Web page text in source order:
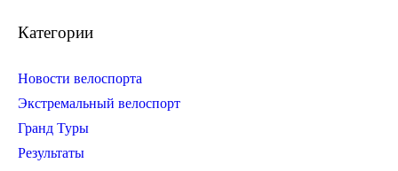
Категории
Новости велоспорта
Экстремальный велоспорт
Гранд Туры
Результаты